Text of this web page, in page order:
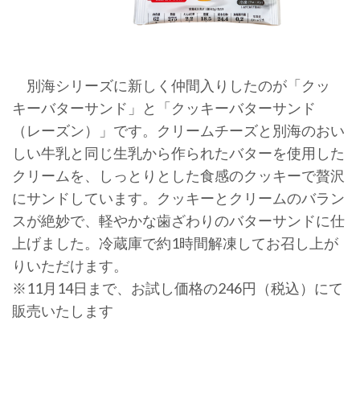
別海シリーズに新しく仲間入りしたのが「クッ
キーバターサンド」と「クッキーバターサンド
（レーズン）」です。クリームチーズと別海のおい
しい牛乳と同じ生乳から作られたバターを使用した
クリームを、しっとりとした食感のクッキーで贅沢
にサンドしています。クッキーとクリームのバラン
スが絶妙で、軽やかな歯ざわりのバターサンドに仕
上げました。冷蔵庫で約1時間解凍してお召し上が
りいただけます。
※11月14日まで、お試し価格の246円（税込）にて
販売いたします